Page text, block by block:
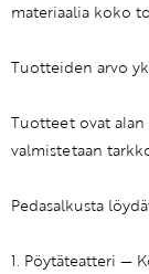
materiaalia koko
Tuotteiden arvo
Tuotteet ovat
valmistetaan
Pedasalkusta
1. Pöytäteatteri —